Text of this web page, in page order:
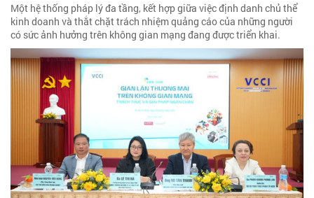
Một hệ thống pháp lý đa tầng, kết hợp giữa việc định danh chủ thể
kinh doanh và thắt chặt trách nhiệm quảng cáo của những người
có sức ảnh hưởng trên không gian mạng đang được triển khai.